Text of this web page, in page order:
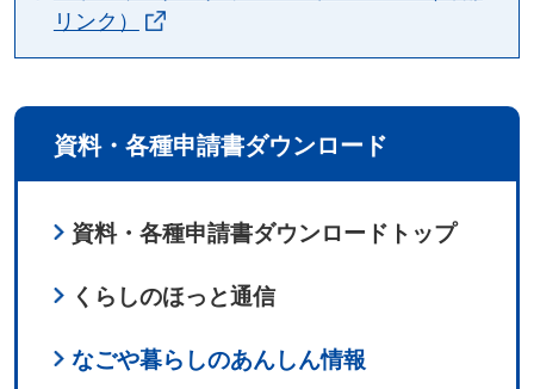
リンク）
資料・各種申請書ダウンロード
資料・各種申請書ダウンロードトップ
くらしのほっと通信
なごや暮らしのあんしん情報